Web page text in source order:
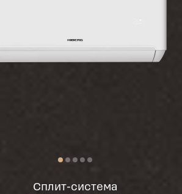
Сплит-система